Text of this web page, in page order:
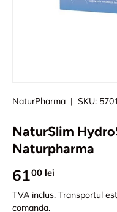
NaturPharma | SKU:
NaturSlim
Naturpharma
6100 lei
TVA inclus. Transportul
comanda.